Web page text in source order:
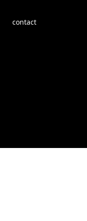
contact